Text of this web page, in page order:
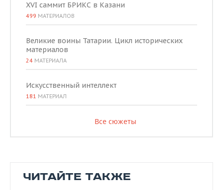
XVI саммит БРИКС в Казани
499 МАТЕРИАЛОВ
Великие воины Татарии. Цикл исторических
материалов
24 МАТЕРИАЛА
Искусственный интеллект
181 МАТЕРИАЛ
Все сюжеты
ЧИТАЙТЕ ТАКЖЕ